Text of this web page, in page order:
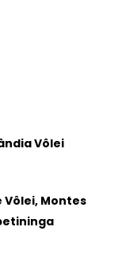
Vôlei
Vôlei, Montes